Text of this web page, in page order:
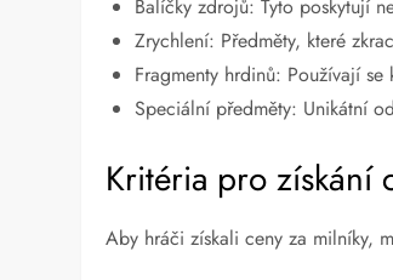
Balíčky zdrojů: Tyto poskytují
Zrychlení: Předměty, které
Fragmenty hrdinů: Používají
Speciální předměty: Unikátní
Kritéria pro získání
Aby hráči získali ceny za milníky,